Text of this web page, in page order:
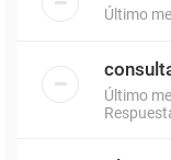
Último
Último